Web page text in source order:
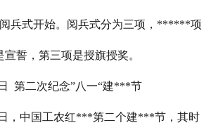
兵式开始。阅兵式分为三项，******项
宣誓，第三项是授旗授奖。
日 第二次纪念”八一“建***节
日，中国工农红***第二个建***节，其时